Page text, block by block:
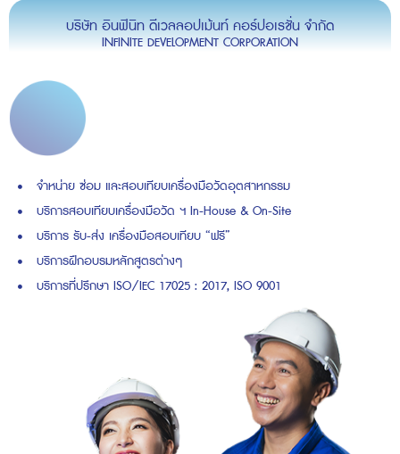
บริษัท อินฟินิท ดีเวลลอปเม้นท์ คอร์ปอเรชั่น จำกัด
INFINITE DEVELOPMENT CORPORATION
จำหน่าย ซ่อม และสอบเทียบเครื่องมือวัดอุตสาหกรรม
บริการสอบเทียบเครื่องมือวัด ฯ In-House & On-Site
บริการ รับ-ส่ง เครื่องมือสอบเทียบ “ฟรี”
บริการฝึกอบรมหลักสูตรต่างๆ
บริการที่ปรึกษา ISO/IEC 17025 : 2017, ISO 9001